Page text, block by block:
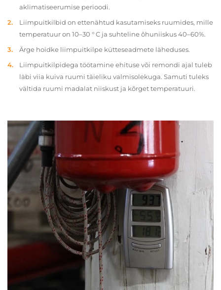
aklimatiseerumise perioodi.
Liimpuitkilbid on ettenähtud kasutamiseks ruumides, mille
temperatuur on 10–30 ° C ja suhteline õhuniiskus 40–60%.
Ärge hoidke liimpuitkilpe kütteseadmete läheduses.
Liimpuitkilpidega töötamine ehituse või remondi ajal tuleb
läbi viia kuiva ruumi täieliku valmisolekuga. Samuti tuleks
vältida ruumi madalat niiskust ja kõrget temperatuuri.